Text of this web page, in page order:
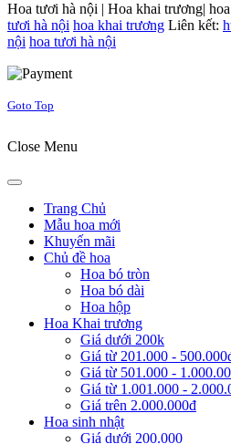
Hoa tươi hà nội | Hoa khai trương|
tươi hà nội hoa khai trương Liên kết:
nội hoa tươi hà nội
Goto Top
Close Menu
Trang Chủ
Mẫu hoa mới
Khuyến mãi
Chủ đề hoa
Hoa bó tròn
Hoa bó dài
Hoa hộp
Hoa Khai trương
Giá dưới 200k
Giá từ 201.000 -
Giá từ 501.000 -
Giá từ 1.001.000 -
Giá trên 2.000.000đ
Hoa sinh nhật
Giá dưới 200.000